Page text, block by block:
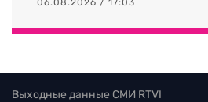
Выходные данные СМИ RTVI